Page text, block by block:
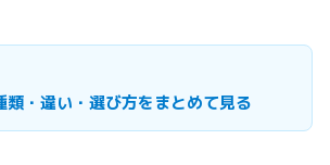
類・違い・選び方をまとめて見る